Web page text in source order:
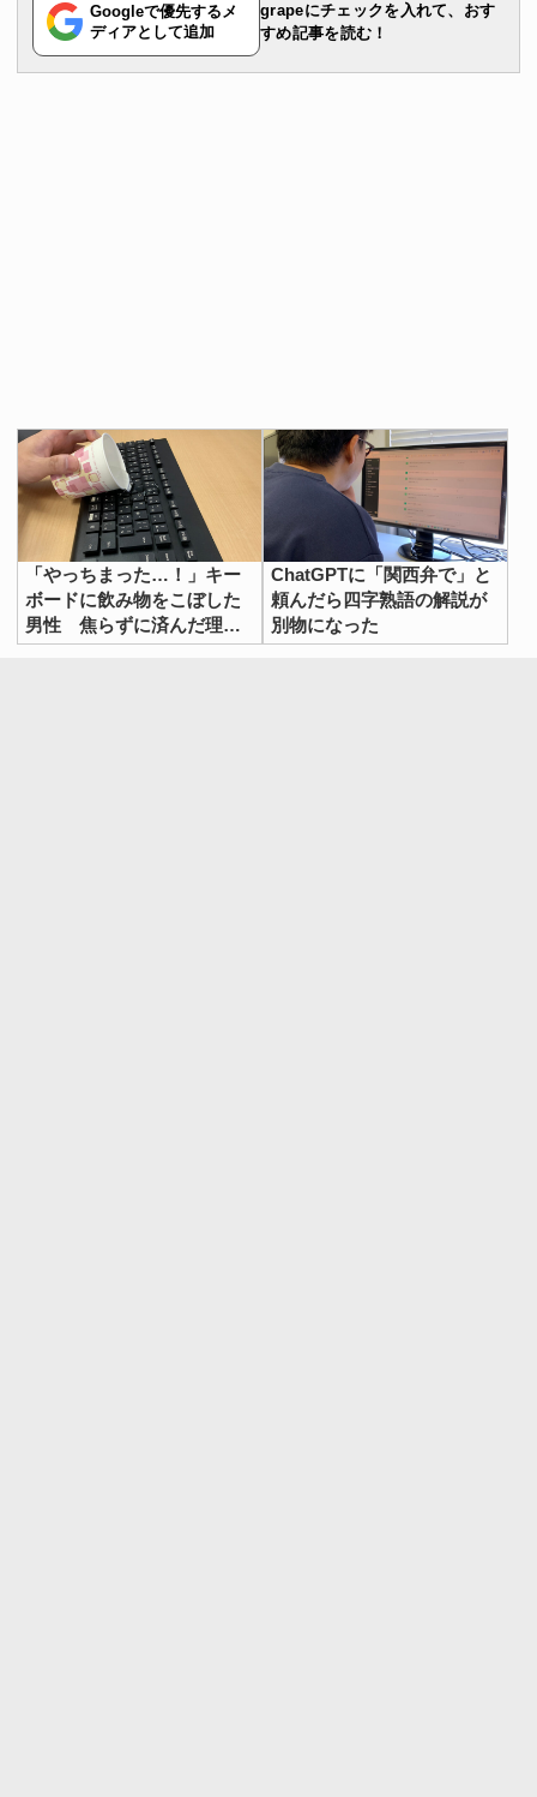
Googleで優先するメ
ディアとして追加
grapeにチェックを入れて、おす
すめ記事を読む！
「やっちまった…！」キー
ボードに飲み物をこぼした
男性 焦らずに済んだ理由
は…？
ChatGPTに「関西弁で」と
頼んだら四字熟語の解説が
別物になった